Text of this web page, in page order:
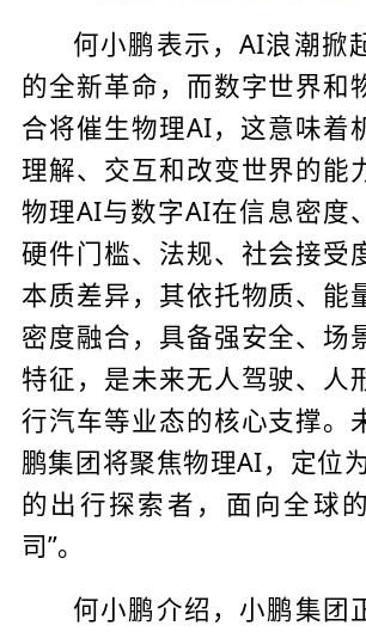
何小鹏表示，AI浪潮掀
的全新革命，而数字世界和
合将催生物理AI，这意味着
理解、交互和改变世界的能
物理AI与数字AI在信息密度
硬件门槛、法规、社会接受
本质差异，其依托物质、能
密度融合，具备强安全、场
特征，是未来无人驾驶、人
行汽车等业态的核心支撑。
鹏集团将聚焦物理AI，定位
的出行探索者，面向全球
司”。
何小鹏介绍，小鹏集团